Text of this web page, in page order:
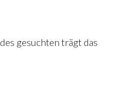
gesuchten trägt das